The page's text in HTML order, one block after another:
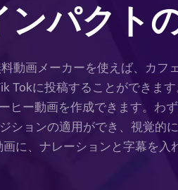
ンパクト
動画メーカーを使えば、カフ
Tokに投稿することができま
ヒー動画を作成できます。わ
ションの適用ができ、視覚的
画に、ナレーションと字幕を